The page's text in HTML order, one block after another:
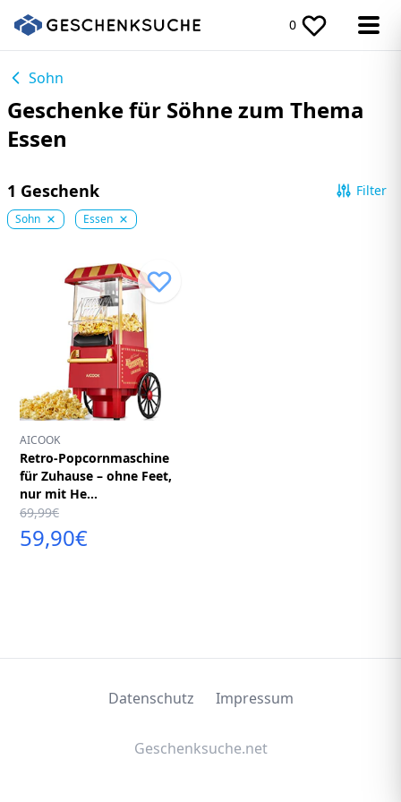
0
Sohn
Geschenke für Söhne zum Thema
Essen
1 Geschenk Filter
Sohn Essen
AICOOK
Retro-Popcornmaschine
für Zuhause – ohne Feet,
nur mit He...
69,99€
59,90€
Datenschutz Impressum
Geschenksuche.net